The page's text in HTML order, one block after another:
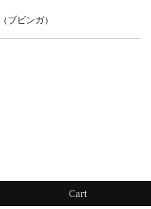
ブビンガ）
Cart